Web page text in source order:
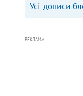
Усі дописи
РЕКЛАМА